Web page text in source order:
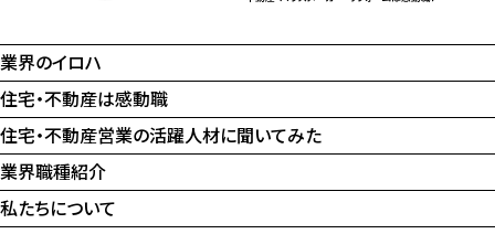
業界のイロハ
業界職種紹介
住宅・不動産は感動職
私たちについて
住宅・不動産営業の活躍人材に聞いてみた